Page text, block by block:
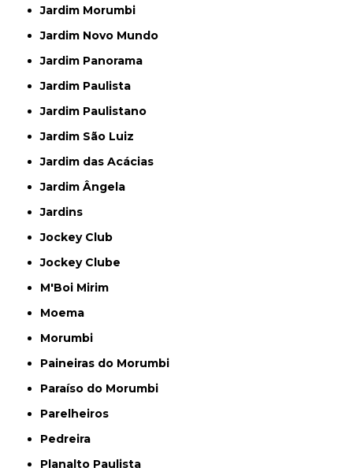
Jardim Morumbi
Jardim Novo Mundo
Jardim Panorama
Jardim Paulista
Jardim Paulistano
Jardim São Luiz
Jardim das Acácias
Jardim Ângela
Jardins
Jockey Club
Jockey Clube
M'Boi Mirim
Moema
Morumbi
Paineiras do Morumbi
Paraíso do Morumbi
Parelheiros
Pedreira
Planalto Paulista